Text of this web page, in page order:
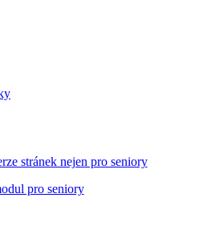
stránek nejen pro seniory